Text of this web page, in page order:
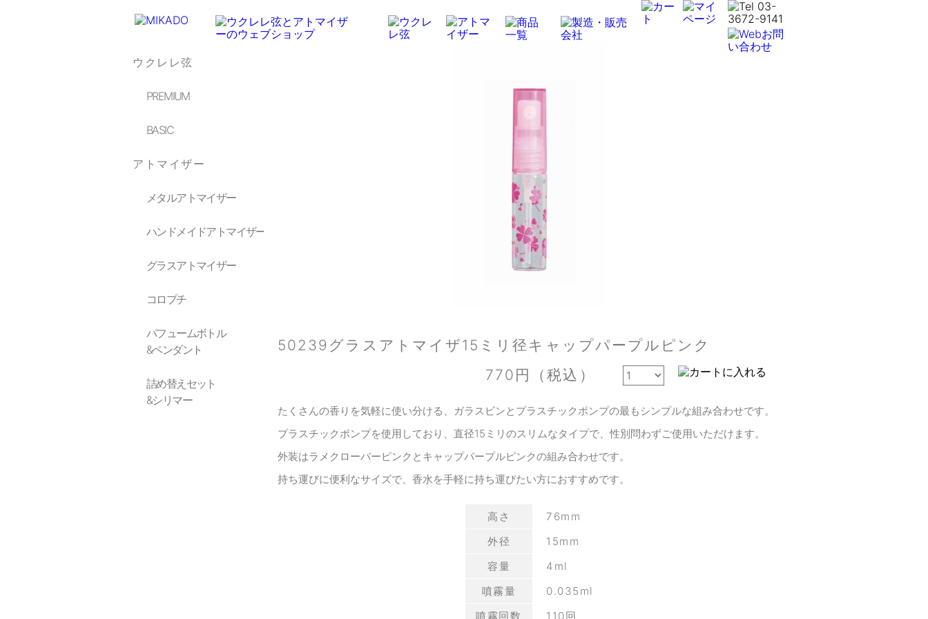
ウクレレ弦
PREMIUM
BASIC
アトマイザー
メタルアトマイザー
ハンドメイドアトマイザー
グラスアトマイザー
コロプチ
パフュームボトル
&ペンダント
詰め替えセット
&シリマー
50239グラスアトマイザ15ミリ径キャップパープルピンク
770円（税込）
たくさんの香りを気軽に使い分ける、ガラスビンとプラスチックポンプの最もシンプルな組み合わせです。
プラスチックポンプを使用しており、直径15ミリのスリムなタイプで、性別問わずご使用いただけます。
外装はラメクローバーピンクとキャップパープルピンクの組み合わせです。
持ち運びに便利なサイズで、香水を手軽に持ち運びたい方におすすめです。
高さ
76mm
外径
15mm
容量
4ml
噴霧量
0.035ml
噴霧回数
110回